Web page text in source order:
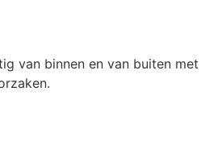
van binnen en van buiten met